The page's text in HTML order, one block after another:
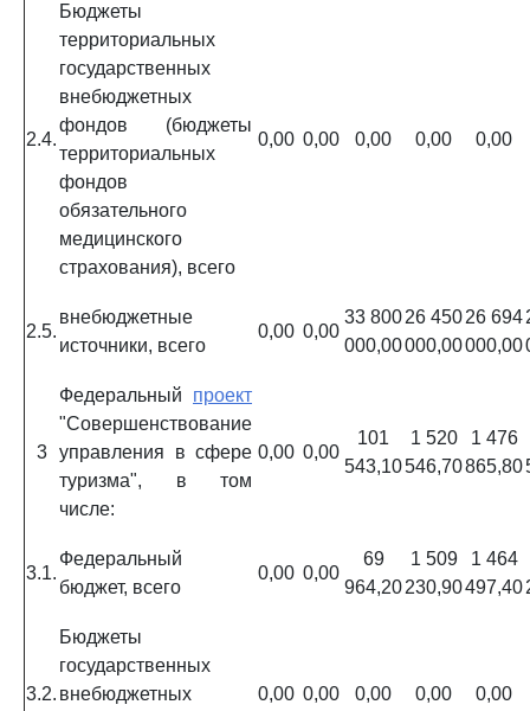
2.4.
Бюджеты
территориальных
государственных
внебюджетных
фондов (бюджеты
территориальных
фондов
обязательного
медицинского
страхования), всего
0,00 0,00 0,00 0,00 0,00
2.5.
внебюджетные
источники, всего
0,00 0,00
33 800
000,00
26 450
000,00
26 694
000,00
3
Федеральный проект
"Совершенствование
управления в сфере
туризма", в том
числе:
0,00 0,00
101
543,10
1 520
546,70
1 476
865,80
3.1.
Федеральный
бюджет, всего
0,00 0,00
69
964,20
1 509
230,90
1 464
497,40
3.2.
Бюджеты
государственных
внебюджетных
0,00 0,00 0,00 0,00 0,00